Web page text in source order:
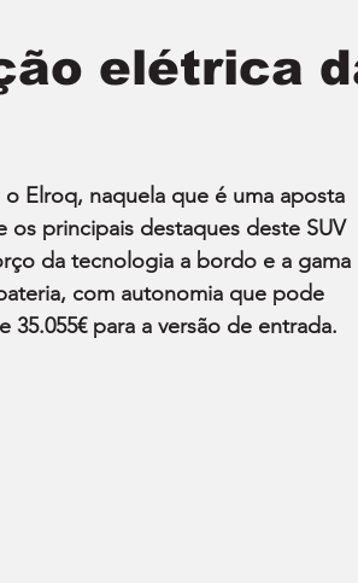
elétrica
Elroq, naquela que é uma aposta
os principais destaques deste SUV
da tecnologia a bordo e a gama
com autonomia que pode
para a versão de entrada.